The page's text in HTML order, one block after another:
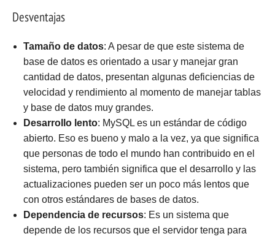
Desventajas
Tamaño de datos: A pesar de que este sistema de
base de datos es orientado a usar y manejar gran
cantidad de datos, presentan algunas deficiencias de
velocidad y rendimiento al momento de manejar tablas
y base de datos muy grandes.
Desarrollo lento: MySQL es un estándar de código
abierto. Eso es bueno y malo a la vez, ya que significa
que personas de todo el mundo han contribuido en el
sistema, pero también significa que el desarrollo y las
actualizaciones pueden ser un poco más lentos que
con otros estándares de bases de datos.
Dependencia de recursos: Es un sistema que
depende de los recursos que el servidor tenga para